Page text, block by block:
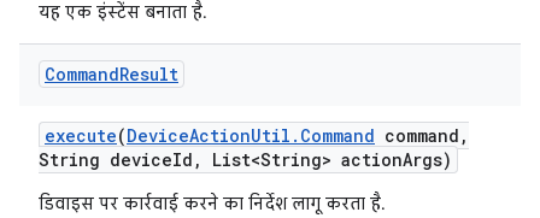
यह एक इंस्टेंस बनाता है.
CommandResult
execute(DeviceActionUtil . Command command ,
String deviceId , List<String> actionArgs)
डिवाइस पर कार्रवाई करने का निर्देश लागू करता है.